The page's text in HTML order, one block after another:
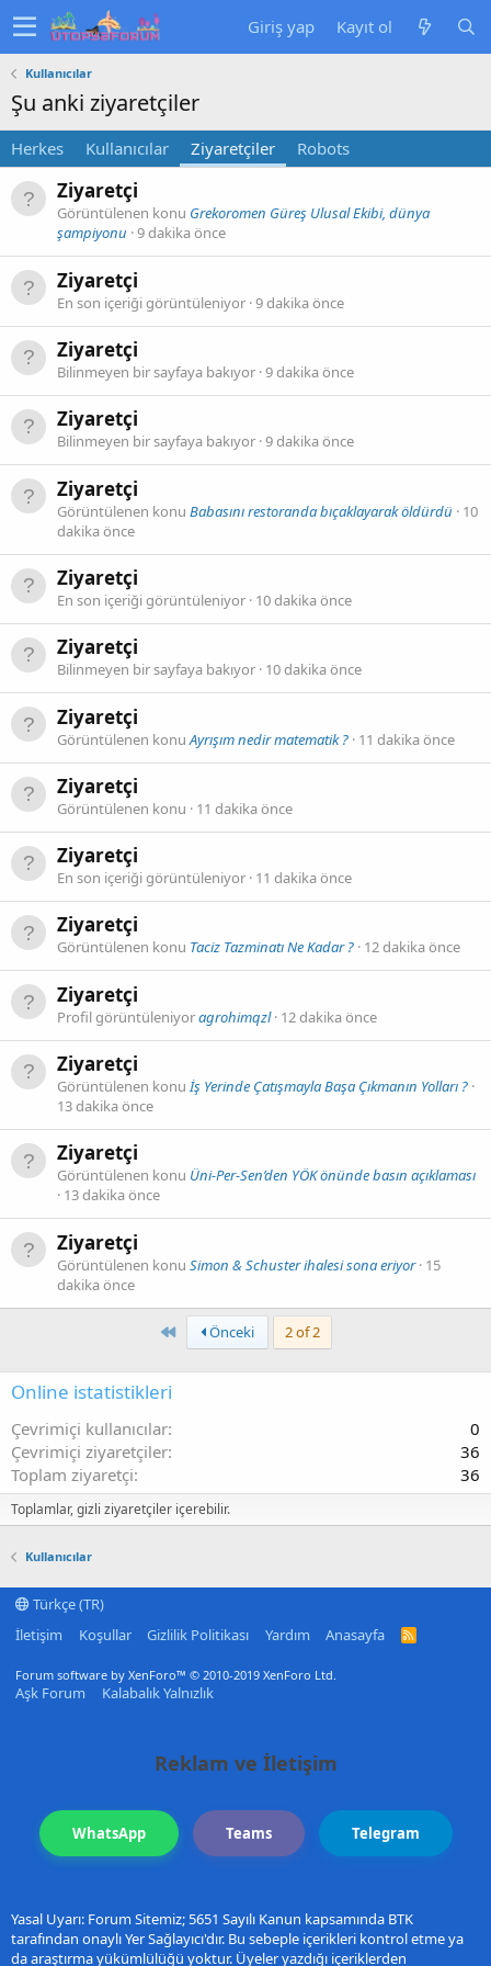
Giriş yap Kayıt ol
Kullanıcılar
Şu anki ziyaretçiler
Herkes Kullanıcılar Ziyaretçiler Robots
Ziyaretçi
Görüntülenen konu Grekoromen Güreş Ulusal Ekibi, dünya
şampiyonu 9 dakika önce
Ziyaretçi
En son içeriği görüntüleniyor 9 dakika önce
Ziyaretçi
Bilinmeyen bir sayfaya bakıyor 9 dakika önce
Ziyaretçi
Bilinmeyen bir sayfaya bakıyor 9 dakika önce
Ziyaretçi
Görüntülenen konu Babasını restoranda bıçaklayarak öldürdü
10
dakika önce
Ziyaretçi
En son içeriği görüntüleniyor 10 dakika önce
Ziyaretçi
Bilinmeyen bir sayfaya bakıyor 10 dakika önce
Ziyaretçi
Görüntülenen konu Ayrışım nedir matematik ? 11 dakika önce
Ziyaretçi
Görüntülenen konu 11 dakika önce
Ziyaretçi
En son içeriği görüntüleniyor 11 dakika önce
Ziyaretçi
Görüntülenen konu Taciz Tazminatı Ne Kadar ? 12 dakika önce
Ziyaretçi
Profil görüntüleniyoragrohimqzl 12 dakika önce
Ziyaretçi
Görüntülenen konuİş Yerinde Çatışmayla Başa Çıkmanın Yolları ?
13 dakika önce
Ziyaretçi
Görüntülenen konu Üni-Per-Sen’den YÖK önünde basın açıklaması
13 dakika önce
Ziyaretçi
Görüntülenen konu Simon & Schuster ihalesi sona eriyor 15
dakika önce
First Önceki 2 of 2
Online istatistikleri
Çevrimiçi kullanıcılar
0
Çevrimiçi ziyaretçiler
36
Toplam ziyaretçi
36
Toplamlar, gizli ziyaretçiler içerebilir.
Kullanıcılar
Türkçe (TR)
İletişim
Koşullar Gizlilik Politikası Yardım Anasayfa
R
Forum software by XenForo™ © 2010-2019 XenForo Ltd.
Aşk Forum Kalabalık Yalnızlık
Reklam ve İletişim
WhatsApp Teams Telegram
Yasal Uyarı: Forum Sitemiz; 5651 Sayılı Kanun kapsamında BTK
tarafından onaylı Yer Sağlayıcı'dır. Bu sebeple içerikleri kontrol etme ya
da araştırma yükümlülüğü yoktur. Üyeler yazdığı içeriklerden